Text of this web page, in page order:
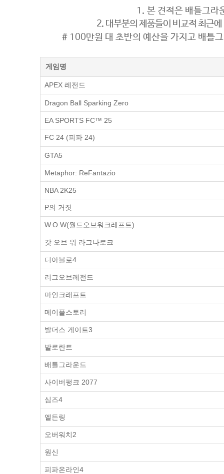
1. 본 견적은 배틀그라
2. 대부분의 제품들이 비교적 최근
# 100만원 대 초반의 예산을 가지고 배틀
게임명
APEX 레전드
Dragon Ball Sparking Zero
EA SPORTS FC™ 25
FC 24 (피파 24)
GTA5
Metaphor: ReFantazio
NBA 2K25
P의 거짓
W.O.W(월드오브워크레프트)
갓 오브 워 라그나로크
디아블로4
리그오브레전드
마인크래프트
메이플스토리
발더스 게이트3
발로란트
배틀그라운드
사이버펑크 2077
심즈4
엘든링
오버워치2
원신
피파온라인4